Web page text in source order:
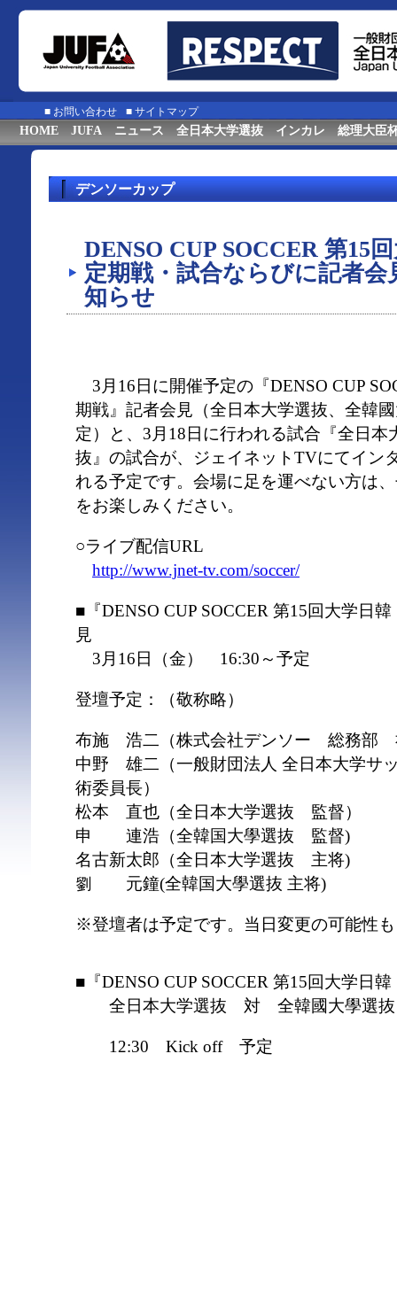
■ お問い合わせ ■ サイトマップ
HOME JUFA ニュース 全日本大学選抜 インカレ 総理大臣
デンソーカップ
DENSO CUP SOCCER 第15
定期戦・試合ならびに記者
知らせ
3月16日に開催予定の『DENSO CUP
期戦』記者会見（全日本大学選抜、全韓
定）と、3月18日に行われる試合『全日本
抜』の試合が、ジェイネットTVにてイン
れる予定です。会場に足を運べない方は
をお楽しみください。
○ライブ配信URL
http://www.jnet-tv.com/soccer/
■『DENSO CUP SOCCER 第15回大学日
見
3月16日（金） 16:30～予定
登壇予定：（敬称略）
布施 浩二（株式会社デンソー 総務部
中野 雄二（一般財団法人 全日本大学サ
術委員長）
松本 直也（全日本大学選抜 監督）
申 連浩（全韓国大學選抜 監督)
名古新太郎（全日本大学選抜 主将)
劉 元鐘(全韓国大學選抜 主将)
※登壇者は予定です。当日変更の可能性
■『DENSO CUP SOCCER 第15回大学日
全日本大学選抜 対 全韓國大學選抜
12:30 Kick off 予定